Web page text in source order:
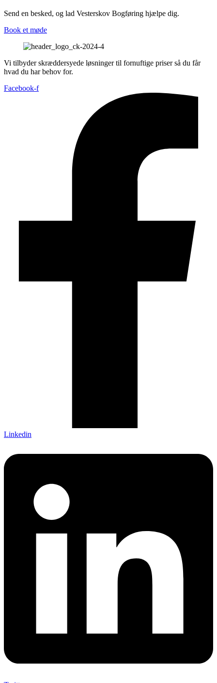
Send en besked, og lad Vesterskov Bogføring hjælpe dig.
Book et møde
Vi tilbyder skræddersyede løsninger til fornuftige priser så du får
hvad du har behov for.
Facebook-f
Linkedin